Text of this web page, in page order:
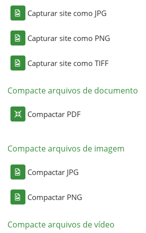
Capturar site como JPG
Capturar site como PNG
Capturar site como TIFF
Compacte arquivos de documento
Compactar PDF
Compacte arquivos de imagem
Compactar JPG
Compactar PNG
Compacte arquivos de vídeo